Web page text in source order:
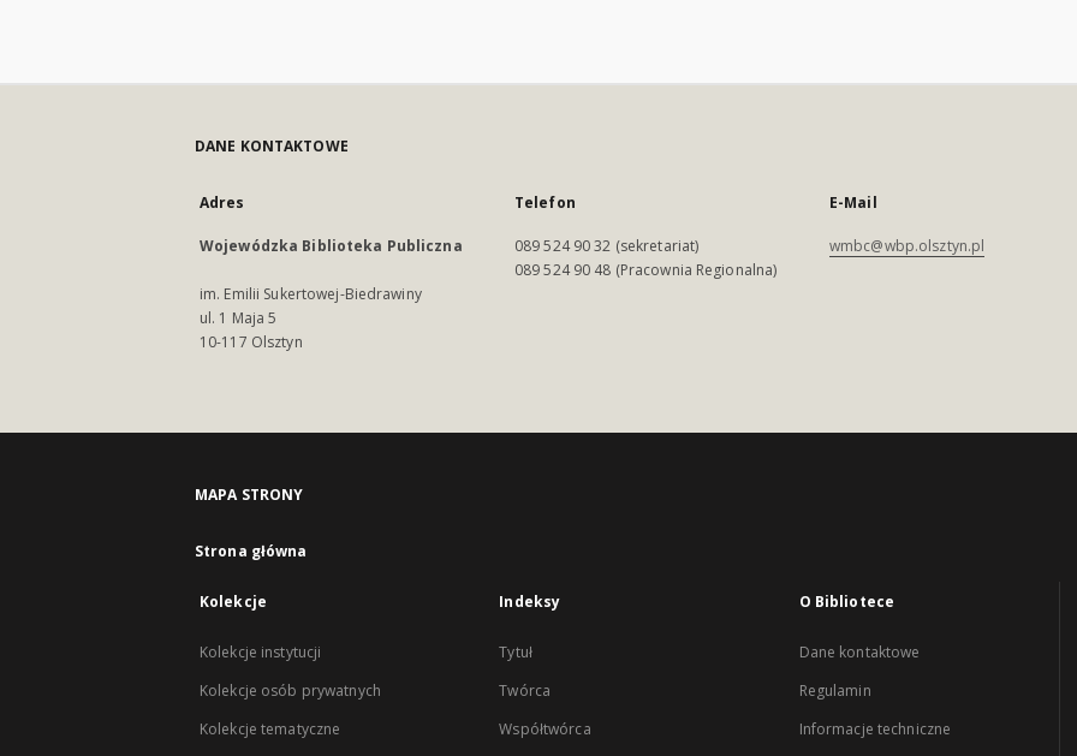
DANE KONTAKTOWE
Adres
Wojewódzka Biblioteka Publiczna
im. Emilii Sukertowej-Biedrawiny
ul. 1 Maja 5
10-117 Olsztyn
Telefon
089 524 90 32 (sekretariat)
089 524 90 48 (Pracownia Regionalna)
E-Mail
wmbc@wbp.olsztyn.pl
MAPA STRONY
Strona główna
Kolekcje
Kolekcje instytucji
Kolekcje osób prywatnych
Kolekcje tematyczne
Indeksy
Tytuł
Twórca
Współtwórca
O Bibliotece
Dane kontaktowe
Regulamin
Informacje techniczne